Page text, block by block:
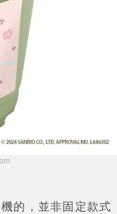
的，並非固定款式